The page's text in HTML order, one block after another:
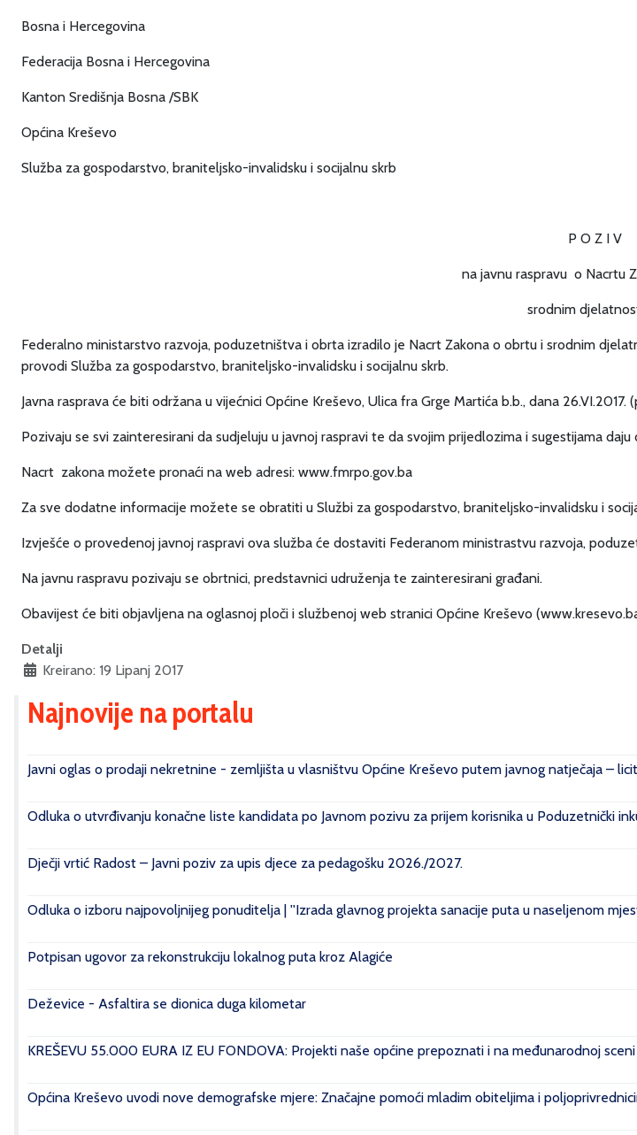
Bosna i Hercegovina
Federacija Bosna i Hercegovina
Kanton Središnja Bosna /SBK
Općina Kreševo
Služba za gospodarstvo, braniteljsko-invalidsku i socijalnu skrb
P O Z I V
na javnu raspravu o Nacrtu
srodnim
Federalno ministarstvo razvoja, poduzetništva i obrta izradilo je Nacrt Zakona o obrtu i srodnim
provodi Služba za gospodarstvo, braniteljsko-invalidsku i socijalnu skrb.
Javna rasprava će biti održana u vijećnici Općine Kreševo, Ulica fra Grge Martića b.b., dana
Pozivaju se svi zainteresirani da sudjeluju u javnoj raspravi te da svojim prijedlozima i sugestijama
Nacrt zakona možete pronaći na web adresi: www.fmrpo.gov.ba
Za sve dodatne informacije možete se obratiti u Službi za
Izvješće o provedenoj javnoj raspravi ova služba će dostaviti Federanom ministrastvu razvoja,
Na javnu raspravu pozivaju se obrtnici, predstavnici udruženja te zainteresirani građani.
Obavijest će biti objavljena na oglasnoj ploči i službenoj web stranici Općine
Detalji
Kreirano: 19 Lipanj 2017
Najnovije na portalu
Javni oglas o prodaji nekretnine - zemljišta u vlasništvu Općine Kreševo putem javnog natječaja –
Odluka o utvrđivanju konačne liste kandidata po Javnom pozivu za prijem korisnika u Poduzetnički
Dječji vrtić Radost – Javni poziv za upis djece za pedagošku 2026./2027.
Odluka o izboru najpovoljnijeg ponuditelja | ''Izrada glavnog projekta sanacije puta u naseljenom
Potpisan ugovor za rekonstrukciju lokalnog puta kroz Alagiće
Deževice - Asfaltira se dionica duga kilometar
KREŠEVU 55.000 EURA IZ EU FONDOVA: Projekti naše općine prepoznati i na međunarodnoj sceni
Općina Kreševo uvodi nove demografske mjere: Značajne pomoći mladim obiteljima i